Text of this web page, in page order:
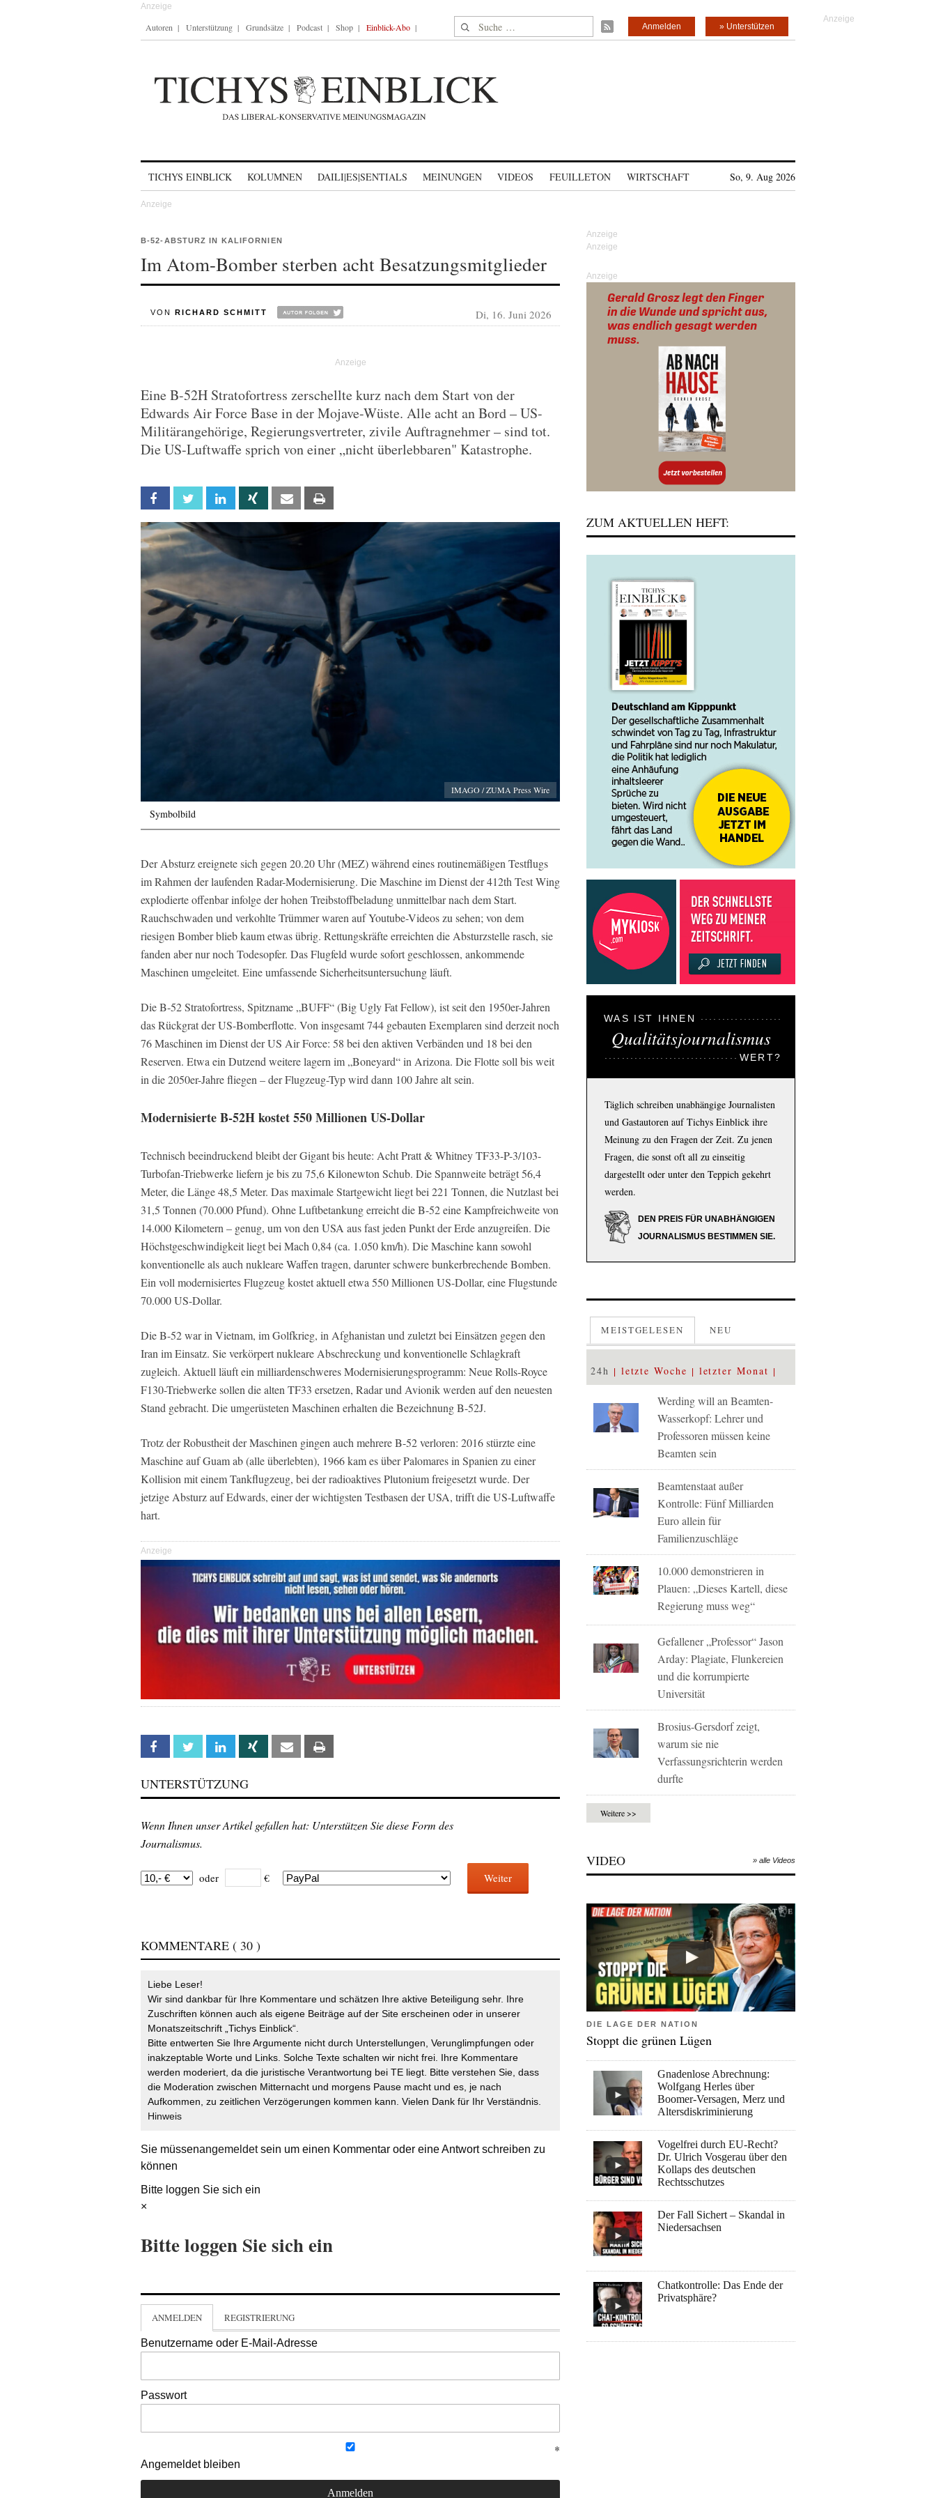
Autoren Unterstützung Grundsätze Podcast Shop Einblick-Abo Suche nach: » Unterstützen
Anmelden
TICHYS EINBLICK KOLUMNEN DAILI|ES|SENTIALS MEINUNGEN VIDEOS FEUILLETON WIRTSCHAFT So, 9. Aug 2026
B-52-ABSTURZ IN KALIFORNIEN
Im Atom-Bomber sterben acht Besatzungsmitglieder
VON RICHARD SCHMITT Di, 16. Juni 2026
Eine B-52H Stratofortress zerschellte kurz nach dem Start von der
Edwards Air Force Base in der Mojave-Wüste. Alle acht an Bord – US-
Militärangehörige, Regierungsvertreter, zivile Auftragnehmer – sind tot.
Die US-Luftwaffe sprich von einer „nicht überlebbaren" Katastrophe.
Facebook Twitter Linkedin Xing Email
IMAGO / ZUMA Press Wire
Symbolbild
Der Absturz ereignete sich gegen 20.20 Uhr (MEZ) während eines routinemäßigen Testflugs
im Rahmen der laufenden Radar-Modernisierung. Die Maschine im Dienst der 412th Test Wing
explodierte offenbar infolge der hohen Treibstoffbeladung unmittelbar nach dem Start.
Rauchschwaden und verkohlte Trümmer waren auf Youtube-Videos zu sehen; von dem
riesigen Bomber blieb kaum etwas übrig. Rettungskräfte erreichten die Absturzstelle rasch, sie
fanden aber nur noch Todesopfer. Das Flugfeld wurde sofort geschlossen, ankommende
Maschinen umgeleitet. Eine umfassende Sicherheitsuntersuchung läuft.
Die B-52 Stratofortress, Spitzname „BUFF“ (Big Ugly Fat Fellow), ist seit den 1950er-Jahren
das Rückgrat der US-Bomberflotte. Von insgesamt 744 gebauten Exemplaren sind derzeit noch
76 Maschinen im Dienst der US Air Force: 58 bei den aktiven Verbänden und 18 bei den
Reserven. Etwa ein Dutzend weitere lagern im „Boneyard“ in Arizona. Die Flotte soll bis weit
in die 2050er-Jahre fliegen – der Flugzeug-Typ wird dann 100 Jahre alt sein.
Modernisierte B-52H kostet 550 Millionen US-Dollar
Technisch beeindruckend bleibt der Gigant bis heute: Acht Pratt & Whitney TF33-P-3/103-
Turbofan-Triebwerke liefern je bis zu 75,6 Kilonewton Schub. Die Spannweite beträgt 56,4
Meter, die Länge 48,5 Meter. Das maximale Startgewicht liegt bei 221 Tonnen, die Nutzlast bei
31,5 Tonnen (70.000 Pfund). Ohne Luftbetankung erreicht die B-52 eine Kampfreichweite von
14.000 Kilometern – genug, um von den USA aus fast jeden Punkt der Erde anzugreifen. Die
Höchstgeschwindigkeit liegt bei Mach 0,84 (ca. 1.050 km/h). Die Maschine kann sowohl
konventionelle als auch nukleare Waffen tragen, darunter schwere bunkerbrechende Bomben.
Ein voll modernisiertes Flugzeug kostet aktuell etwa 550 Millionen US-Dollar, eine Flugstunde
70.000 US-Dollar.
Die B-52 war in Vietnam, im Golfkrieg, in Afghanistan und zuletzt bei Einsätzen gegen den
Iran im Einsatz. Sie verkörpert nukleare Abschreckung und konventionelle Schlagkraft
zugleich. Aktuell läuft ein milliardenschweres Modernisierungsprogramm: Neue Rolls-Royce
F130-Triebwerke sollen die alten TF33 ersetzen, Radar und Avionik werden auf den neuesten
Stand gebracht. Die umgerüsteten Maschinen erhalten die Bezeichnung B-52J.
Trotz der Robustheit der Maschinen gingen auch mehrere B-52 verloren: 2016 stürzte eine
Maschine auf Guam ab (alle überlebten), 1966 kam es über Palomares in Spanien zu einer
Kollision mit einem Tankflugzeug, bei der radioaktives Plutonium freigesetzt wurde. Der
jetzige Absturz auf Edwards, einer der wichtigsten Testbasen der USA, trifft die US-Luftwaffe
hart.
Anzeige
Facebook Twitter Linkedin Xing Email
UNTERSTÜTZUNG
Wenn Ihnen unser Artikel gefallen hat: Unterstützen Sie diese Form des
Journalismus.
oder € Weiter
KOMMENTARE ( 30 )
Liebe Leser!
Wir sind dankbar für Ihre Kommentare und schätzen Ihre aktive Beteiligung sehr. Ihre
Zuschriften können auch als eigene Beiträge auf der Site erscheinen oder in unserer
Monatszeitschrift „Tichys Einblick“.
Bitte entwerten Sie Ihre Argumente nicht durch Unterstellungen, Verunglimpfungen oder
inakzeptable Worte und Links. Solche Texte schalten wir nicht frei. Ihre Kommentare
werden moderiert, da die juristische Verantwortung bei TE liegt. Bitte verstehen Sie, dass
die Moderation zwischen Mitternacht und morgens Pause macht und es, je nach
Aufkommen, zu zeitlichen Verzögerungen kommen kann. Vielen Dank für Ihr Verständnis.
Hinweis
Sie müssenangemeldetsein um einen Kommentar oder eine Antwort schreiben zu
können
Bitte loggen Sie sich ein
×
Bitte loggen Sie sich ein
ANMELDEN REGISTRIERUNG
Benutzername oder E-Mail-Adresse
Passwort
Angemeldet bleiben
Anzeige
ZUM AKTUELLEN HEFT:
WAS IST IHNEN
Qualitätsjournalismus
WERT?
Täglich schreiben unabhängige Journalisten
und Gastautoren auf Tichys Einblick ihre
Meinung zu den Fragen der Zeit. Zu jenen
Fragen, die sonst oft all zu einseitig
dargestellt oder unter den Teppich gekehrt
werden.
DEN PREIS FÜR UNABHÄNGIGEN
JOURNALISMUS BESTIMMEN SIE.
MEISTGELESEN NEU
24h letzte Woche letzter Monat
Werding will an Beamten-
Wasserkopf: Lehrer und
Professoren müssen keine
Beamten sein
Beamtenstaat außer
Kontrolle: Fünf Milliarden
Euro allein für
Familienzuschläge
10.000 demonstrieren in
Plauen: „Dieses Kartell, diese
Regierung muss weg“
Gefallener „Professor“ Jason
Arday: Plagiate, Flunkereien
und die korrumpierte
Universität
Brosius-Gersdorf zeigt,
warum sie nie
Verfassungsrichterin werden
durfte
Weitere >>
VIDEO » alle Videos
DIE LAGE DER NATION
Stoppt die grünen Lügen
Gnadenlose Abrechnung:
Wolfgang Herles über
Boomer-Versagen, Merz und
Altersdiskriminierung
Vogelfrei durch EU-Recht?
Dr. Ulrich Vosgerau über den
Kollaps des deutschen
Rechtsschutzes
Der Fall Sichert – Skandal in
Niedersachsen
Chatkontrolle: Das Ende der
Privatsphäre?